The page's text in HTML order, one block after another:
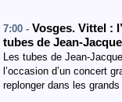
7:00 - Vosges. Vittel :
tubes de Jean-
Les tubes de Jean-
l’occasion d’un concert
replonger dans les